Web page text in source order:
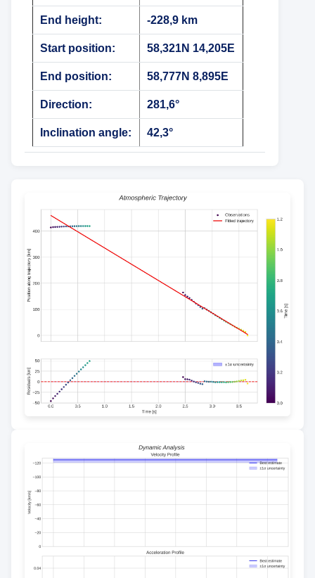
End height: -228,9 km
Start position: 58,321N 14,205E
End position: 58,777N 8,895E
Direction: 281,6°
Inclination angle: 42,3°